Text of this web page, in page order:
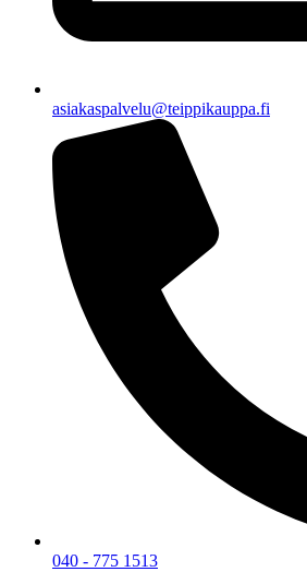
asiakaspalvelu@teippikauppa.fi
040 - 775 1513